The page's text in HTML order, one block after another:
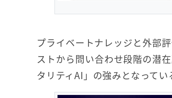
プライベートナレッジと外部
ストから問い合わせ段階の潜
タリティAI」の強みとなってい